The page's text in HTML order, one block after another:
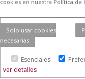
Contratar
derechos reservados
cookies en nuestra Política de
Solo usar cookies
necesarias
Esenciales
ver detalles